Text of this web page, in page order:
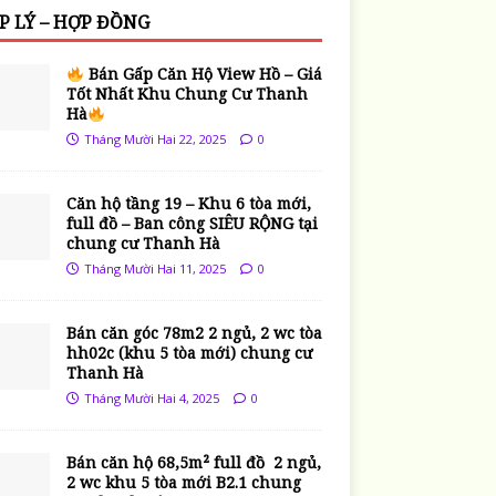
LÝ – HỢP ĐỒNG
Bán Gấp Căn Hộ View Hồ – Giá
Tốt Nhất Khu Chung Cư Thanh
Hà
Tháng Mười Hai 22, 2025 0
Căn hộ tầng 19 – Khu 6 tòa mới,
full đồ – Ban công SIÊU RỘNG tại
chung cư Thanh Hà
Tháng Mười Hai 11, 2025 0
Bán căn góc 78m2 2 ngủ, 2 wc tòa
hh02c (khu 5 tòa mới) chung cư
Thanh Hà
Tháng Mười Hai 4, 2025 0
Bán căn hộ 68,5m² full đồ 2 ngủ,
2 wc khu 5 tòa mới B2.1 chung